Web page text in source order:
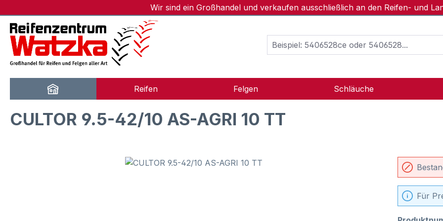
Wir sind ein Großhandel und verkaufen ausschließlich an den Reifen- und
Reifen Felgen Schläuche
CULTOR 9.5-42/10 AS-AGRI 10 TT
Für